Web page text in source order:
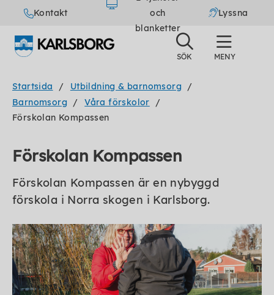
Kontakt
och
blanketter
Lyssna
Startsida
Utbildning & barnomsorg
Barnomsorg
Våra förskolor
Förskolan Kompassen
Förskolan Kompassen
Förskolan Kompassen är en nybyggd
förskola i Norra skogen i Karlsborg.